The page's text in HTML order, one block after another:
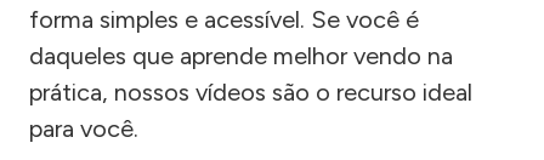
forma simples e acessível. Se você é
daqueles que aprende melhor vendo na
prática, nossos vídeos são o recurso ideal
para você.